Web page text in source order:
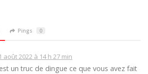
Pings 0
août 2022 à 14 h 27 min
un truc de dingue ce que vous avez fait